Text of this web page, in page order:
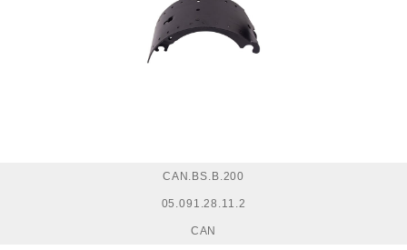
CAN.BS.B.200
05.091.28.11.2
CAN